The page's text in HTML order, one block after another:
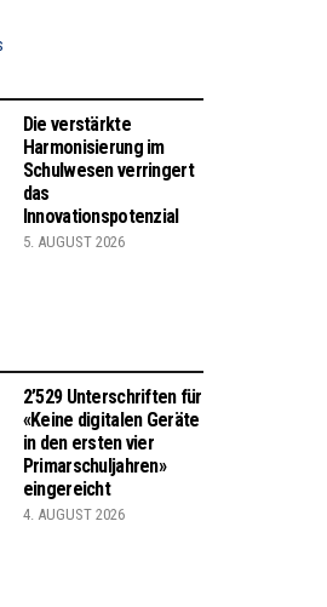
Die verstärkte
Harmonisierung im
Schulwesen verringert
das
Innovationspotenzial
5. AUGUST 2026
2’529 Unterschriften für
«Keine digitalen Geräte
in den ersten vier
Primarschuljahren»
eingereicht
4. AUGUST 2026